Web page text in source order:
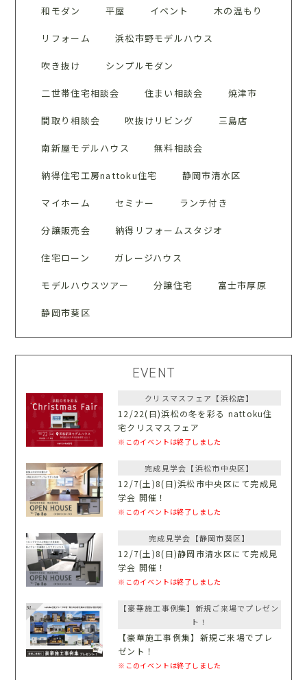
和モダン 平屋 イベント 木の温もり
リフォーム 浜松市野モデルハウス
吹き抜け シンプルモダン
二世帯住宅相談会 住まい相談会 焼津市
間取り相談会 吹抜けリビング 三島店
南新屋モデルハウス 無料相談会
納得住宅工房nattoku住宅 静岡市清水区
マイホーム セミナー ランチ付き
分譲販売会 納得リフォームスタジオ
住宅ローン ガレージハウス
モデルハウスツアー 分譲住宅 富士市厚原
静岡市葵区
EVENT
クリスマスフェア【浜松店】
12/22(日)浜松の冬を彩る nattoku住
宅クリスマスフェア
※このイベントは終了しました
完成見学会【浜松市中央区】
12/7(土)8(日)浜松市中央区にて完成見
学会 開催！
※このイベントは終了しました
完成見学会【静岡市葵区】
12/7(土)8(日)静岡市清水区にて完成見
学会 開催！
※このイベントは終了しました
【豪華施工事例集】新規ご来場でプレゼン
ト！
【豪華施工事例集】新規ご来場でプレ
ゼント！
※このイベントは終了しました